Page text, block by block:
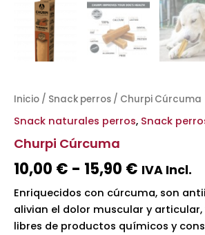
Inicio / Snack perros / Churpi Cúrcuma
Snack naturales perros, Snack
Churpi Cúrcuma
10,00 € - 15,90 € IVA Incl.
Enriquecidos con cúrcuma, son
alivian el dolor muscular y articular,
libres de productos químicos y